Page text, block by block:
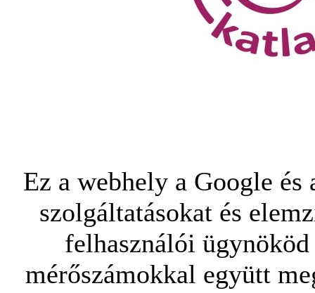
Ez a webhely a Google
szolgáltatásokat és
felhasználói
mérőszámokkal együtt